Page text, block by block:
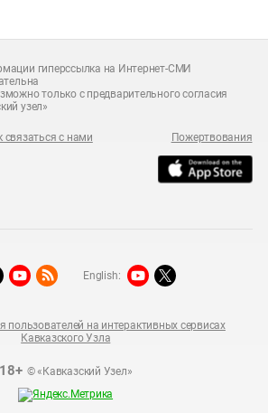
гиперссылка на Интернет-СМИ
только с предварительного согласия
узел»
связаться с нами Пожертвования
18+© «Кавказский Узел»
пользователей на интерактивных сервисах
Кавказского Узла
English: